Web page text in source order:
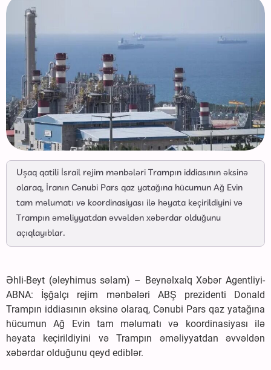
Uşaq qatili İsrail rejim mənbələri Trampın iddiasının əksinə
olaraq, İranın Cənubi Pars qaz yatağına hücumun Ağ Evin
tam məlumatı və koordinasiyası ilə həyata keçirildiyini və
Trampın əməliyyatdan əvvəldən xəbərdar olduğunu
açıqlayıblar.
Əhli-Beyt (əleyhimus səlam) – Beynəlxalq Xəbər Agentliyi-
ABNA: İşğalçı rejim mənbələri ABŞ prezidenti Donald
Trampın iddiasının əksinə olaraq, Cənubi Pars qaz yatağına
hücumun Ağ Evin tam məlumatı və koordinasiyası ilə
həyata keçirildiyini və Trampın əməliyyatdan əvvəldən
xəbərdar olduğunu qeyd ediblər.